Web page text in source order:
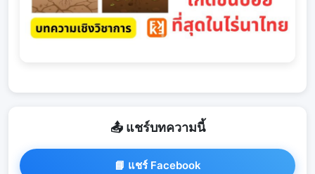
📤 แชร์บทความนี้
📘 แชร์ Facebook